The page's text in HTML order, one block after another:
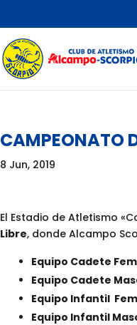
CAMPEONATO
8 Jun, 2019
El Estadio de Atletismo
Libre, donde Alcampo
Equipo Cadete
Equipo Cadete
Equipo Infantil
Equipo Infantil